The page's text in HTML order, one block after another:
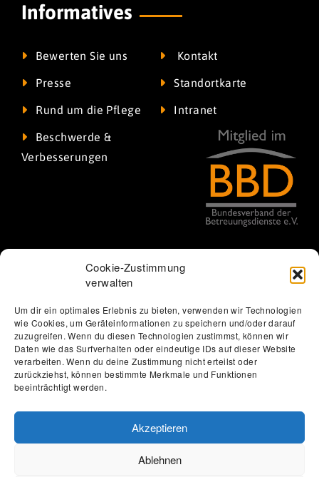
Cookie-Zustimmung
verwalten
Um dir ein optimales Erlebnis zu bieten, verwenden wir Technologien
wie Cookies, um Geräteinformationen zu speichern und/oder darauf
zuzugreifen. Wenn du diesen Technologien zustimmst, können wir
Daten wie das Surfverhalten oder eindeutige IDs auf dieser Website
verarbeiten. Wenn du deine Zustimmung nicht erteilst oder
zurückziehst, können bestimmte Merkmale und Funktionen
beeinträchtigt werden.
Akzeptieren
Ablehnen
Informatives
Bewerten Sie uns Kontakt
Presse Standortkarte
Rund um die Pflege Intranet
Beschwerde &
Verbesserungen
Thomas Löbel | The Web Designer
Datenschutzerklärung
Erklärung zur Barrierefreiheit
Impressum
Förderung Jobs Kontakt